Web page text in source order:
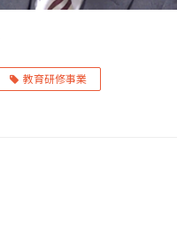
教育研修事業